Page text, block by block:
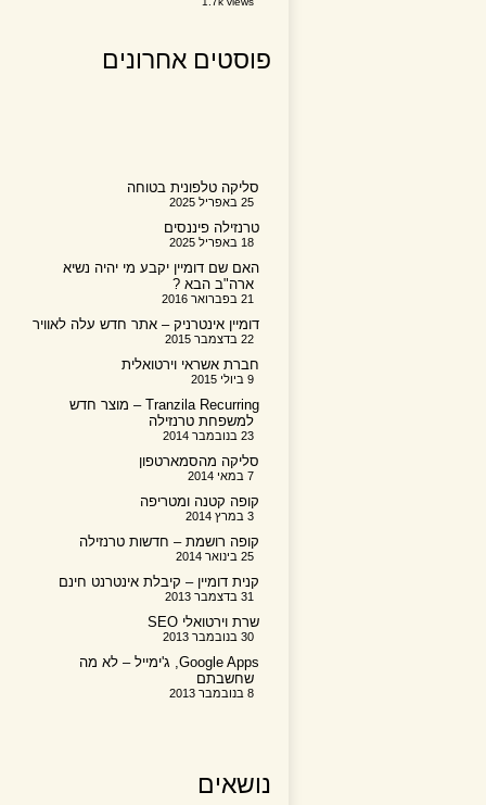
פוסטים אחרונים
סליקה טלפונית בטוחה
טרנזילה פיננסים
האם שם דומיין יקבע מי יהיה נשיא
ארה"ב הבא ?
דומיין אינטרניק – אתר חדש עלה לאוויר
חברת אשראי וירטואלית
Tranzila Recurring – מוצר חדש
למשפחת טרנזילה
סליקה מהסמארטפון
קופה קטנה ומטריפה
קופה רושמת – חדשות טרנזילה
קנית דומיין – קיבלת אינטרנט חינם
שרת וירטואלי SEO
Google Apps, ג'ימייל – לא מה
שחשבתם
נושאים